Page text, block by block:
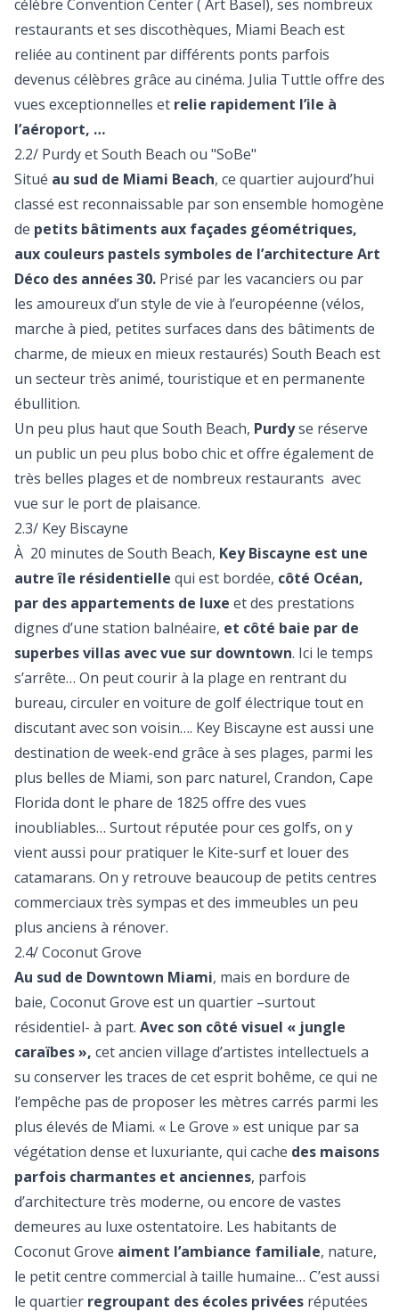
célèbre Convention Center ( Art Basel), ses nombreux
restaurants et ses discothèques, Miami Beach est
reliée au continent par différents ponts parfois
devenus célèbres grâce au cinéma. Julia Tuttle offre des
vues exceptionnelles et relie rapidement l’ile à
l’aéroport, …
2.2/ Purdy et South Beach ou "SoBe"
Situé au sud de Miami Beach, ce quartier aujourd’hui
classé est reconnaissable par son ensemble homogène
de petits bâtiments aux façades géométriques,
aux couleurs pastels symboles de l’architecture Art
Déco des années 30. Prisé par les vacanciers ou par
les amoureux d’un style de vie à l’européenne (vélos,
marche à pied, petites surfaces dans des bâtiments de
charme, de mieux en mieux restaurés) South Beach est
un secteur très animé, touristique et en permanente
ébullition.
Un peu plus haut que South Beach, Purdyse réserve
un public un peu plus bobo chic et offre également de
très belles plages et de nombreux restaurants avec
vue sur le port de plaisance.
2.3/ Key Biscayne
À 20 minutes de South Beach, Key Biscayne est une
autre île résidentielle qui est bordée, côté Océan,
par des appartements de luxe et des prestations
dignes d’une station balnéaire, et côté baie par de
superbes villas avec vue sur downtown. Ici le temps
s’arrête… On peut courir à la plage en rentrant du
bureau, circuler en voiture de golf électrique tout en
discutant avec son voisin…. Key Biscayne est aussi une
destination de week-end grâce à ses plages, parmi les
plus belles de Miami, son parc naturel, Crandon, Cape
Florida dont le phare de 1825 offre des vues
inoubliables… Surtout réputée pour ces golfs, on y
vient aussi pour pratiquer le Kite-surf et louer des
catamarans. On y retrouve beaucoup de petits centres
commerciaux très sympas et des immeubles un peu
plus anciens à rénover.
2.4/ Coconut Grove
Au sud de Downtown Miami, mais en bordure de
baie, Coconut Grove est un quartier –surtout
résidentiel- à part. Avec son côté visuel « jungle
caraïbes », cet ancien village d’artistes intellectuels a
su conserver les traces de cet esprit bohême, ce qui ne
l’empêche pas de proposer les mètres carrés parmi les
plus élevés de Miami. « Le Grove » est unique par sa
végétation dense et luxuriante, qui cache des maisons
parfois charmantes et anciennes, parfois
d’architecture très moderne, ou encore de vastes
demeures au luxe ostentatoire. Les habitants de
Coconut Grove aiment l’ambiance familiale, nature,
le petit centre commercial à taille humaine… C’est aussi
le quartier regroupant des écoles privées réputées